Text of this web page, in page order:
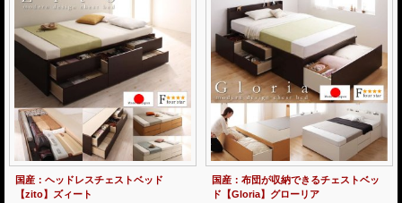
国産：ヘッドレスチェストベッド
【zito】ズィート
国産：布団が収納できるチェストベッ
ド【Gloria】グローリア